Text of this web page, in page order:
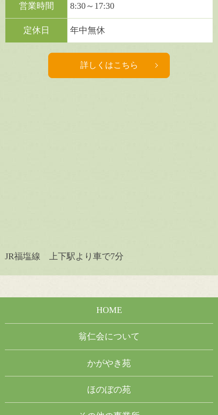
営業時間 8:30～17:30
定休日 年中無休
詳しくはこちら
JR福塩線 上下駅より車で7分
HOME
翁仁会について
かがやき苑
ほのぼの苑